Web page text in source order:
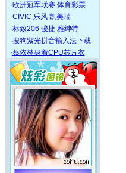
·欧洲冠军联赛 体育彩票
·CIVIC 乐风 凯美瑞
·标致206 骏捷 雅绅特
·搜狗紫光拼音输入法下载
·蔡依林身着CPU芯片衣